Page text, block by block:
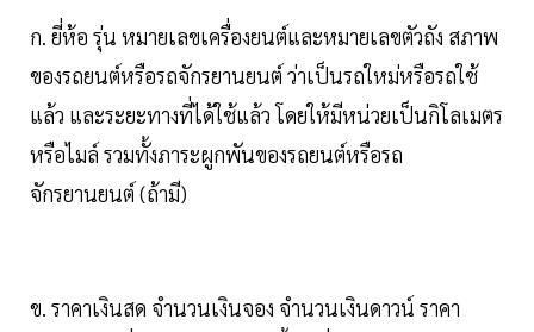
ก. ยี่ห้อ รุ่น หมายเลขเครื่องยนต์และหมายเลขตัวถัง สภาพ
ของรถยนต์หรือรถจักรยานยนต์ ว่าเป็นรถใหม่หรือรถใช้
แล้ว และระยะทางที่ได้ใช้แล้ว โดยให้มีหน่วยเป็นกิโลเมตร
หรือไมล์ รวมทั้งภาระผูกพันของรถยนต์หรือรถ
จักรยานยนต์ (ถ้ามี)
ข. ราคาเงินสด จำนวนเงินจอง จำนวนเงินดาวน์ ราคา